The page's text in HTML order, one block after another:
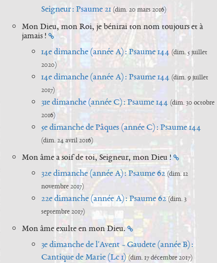
Seigneur : Psaume 21 (dim. 20 mars 2016)
Mon Dieu, mon Roi, je bénirai ton nom toujours et à
jamais !
14e dimanche (année A) : Psaume 144 (dim. 5 juillet
2020)
14e dimanche (année A) : Psaume 144 (dim. 9 juillet
2017)
31e dimanche (année C) : Psaume 144 (dim. 30 octobre
2016)
5e dimanche de Pâques (année C) : Psaume 144
(dim. 24 avril 2016)
Mon âme a soif de toi, Seigneur, mon Dieu !
32e dimanche (année A) : Psaume 62 (dim. 12
novembre 2017)
22e dimanche (année A) : Psaume 62 (dim. 3
septembre 2017)
Mon âme exulte en mon Dieu.
3e dimanche de l'Avent - Gaudete (année B) :
Cantique de Marie (Lc 1) (dim. 17 décembre 2017)